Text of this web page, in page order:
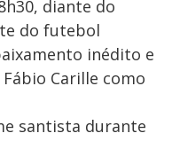
diante do
do futebol
inédito e
Carille como
santista durante